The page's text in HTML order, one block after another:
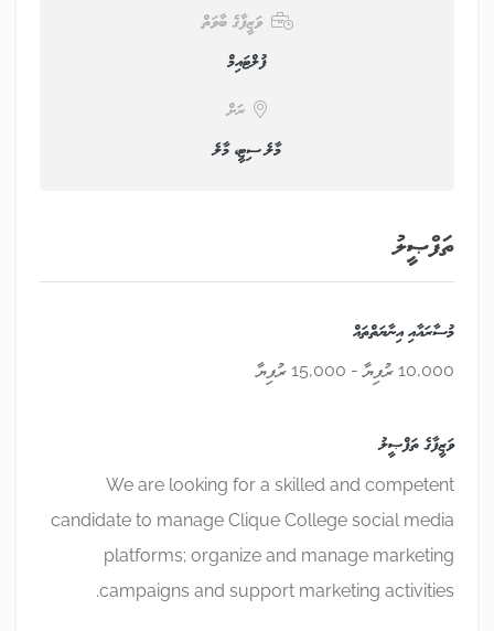
ވަޒީފާގެ ބާވަތް
ފުލްޓައިމް
ރަށް
މާލެ ސިޓީ، މާލެ
ތަފްޞީލު
މުސާރައާއި އިނާޔަތްތައް
10,000 ރުފިޔާ - 15,000 ރުފިޔާ
ވަޒީފާގެ ތަފްޞީލު
We are looking for a skilled and competent
candidate to manage Clique College social media
platforms; organize and manage marketing
campaigns and support marketing activities.